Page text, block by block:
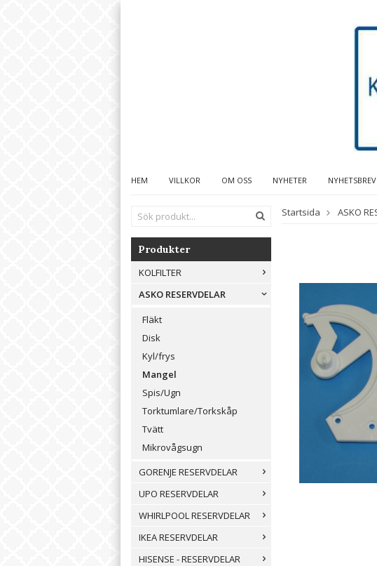
HEM VILLKOR OM OSS NYHETER NYHETSBREV
Produkter
KOLFILTER
ASKO RESERVDELAR
Fläkt
Disk
Kyl/frys
Mangel
Spis/Ugn
Torktumlare/Torkskåp
Tvätt
Mikrovågsugn
GORENJE RESERVDELAR
UPO RESERVDELAR
WHIRLPOOL RESERVDELAR
IKEA RESERVDELAR
HISENSE - RESERVDELAR
Startsida ASKO